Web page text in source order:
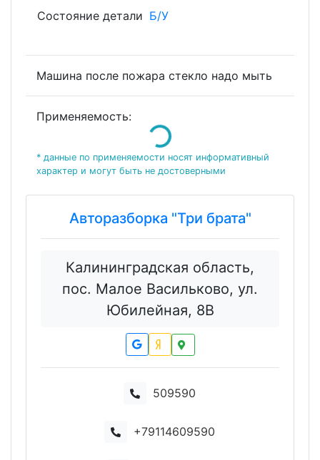
Состояние детали Б/У
Машина после пожара стекло надо мыть
Применяемость:
Loading...
* данные по применяемости носят информативный
характер и могут быть не достоверными
Авторазборка "Три брата"
Калининградская область,
пос. Малое Васильково, ул.
Юбилейная, 8В
509590
+79114609590